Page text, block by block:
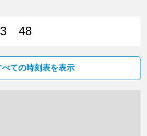
48
べての時刻表を表示